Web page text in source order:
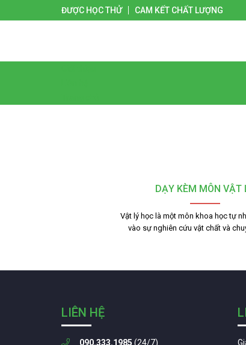
ĐƯỢC HỌC THỬ CAM KẾT CHẤT LƯỢNG
DẠY KÈM MÔN VẬT
Vật lý học là một môn khoa học tự
vào sự nghiên cứu vật chất và
LIÊN HỆ
090.333.1985 (24/7)